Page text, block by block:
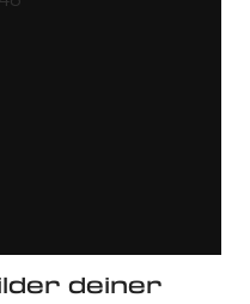
deiner